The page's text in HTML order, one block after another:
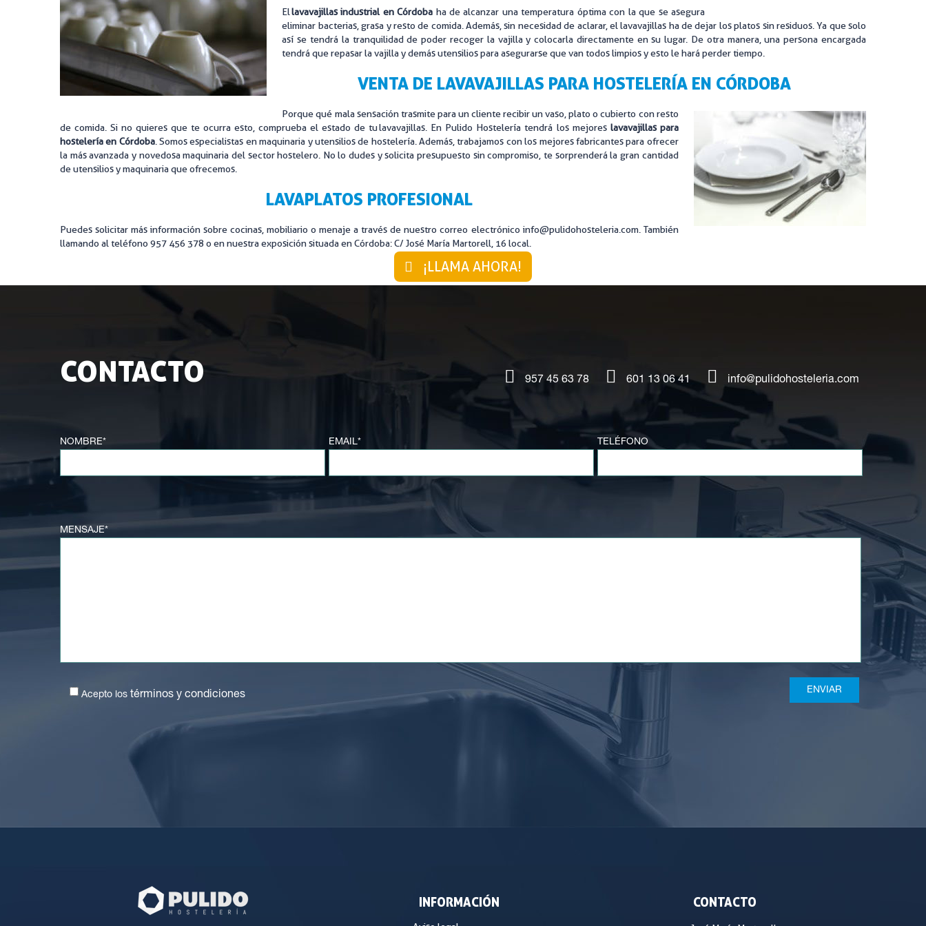
MAQUINARIA LIMPIEZA
MENAJE
LAVANDERÍA INDUSTRIAL
MUEBLES DE ACERO A MEDIDA
Ellavavajillas industrial en Córdoba ha de alcanzar una temperatura óptima con la que se asegura
eliminar bacterias, grasa y resto de comida. Además, sin necesidad de aclarar, el lavavajillas ha de dejar los platos sin residuos. Ya que solo
así se tendrá la tranquilidad de poder recoger la vajilla y colocarla directamente en su lugar. De otra manera, una persona encargada
tendrá que repasar la vajilla y demás utensilios para asegurarse que van todos limpios y esto le hará perder tiempo.
VENTA DE LAVAVAJILLAS PARA HOSTELERÍA EN CÓRDOBA
Porque qué mala sensación trasmite para un cliente recibir un vaso, plato o cubierto con resto
de comida. Si no quieres que te ocurra esto, comprueba el estado de tu lavavajillas. En Pulido Hostelería tendrá los mejores lavavajillas para
hostelería en Córdoba. Somos especialistas en maquinaria y utensilios de hostelería. Además, trabajamos con los mejores fabricantes para ofrecer
la más avanzada y novedosa maquinaria del sector hostelero. No lo dudes y solicita presupuesto sin compromiso, te sorprenderá la gran cantidad
de utensilios y maquinaria que ofrecemos.
LAVAPLATOS PROFESIONAL
Puedes solicitar más información sobre cocinas, mobiliario o menaje a través de nuestro correo electrónico info@pulidohosteleria.com. También
llamando al teléfono 957 456 378 o en nuestra exposición situada en Córdoba: C/ José María Martorell, 16 local.
¡LLAMA AHORA!
CONTACTO 957 45 63 78 601 13 06 41 info@pulidohosteleria.com
NOMBRE* EMAIL* TELÉFONO
MENSAJE*
Acepto los términos y condiciones
INFORMACIÓN CONTACTO